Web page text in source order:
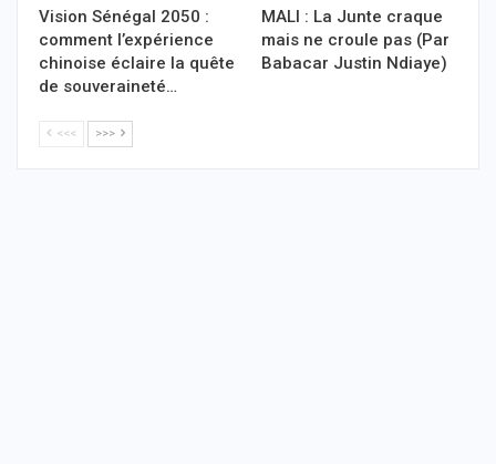
Vision Sénégal 2050 :
comment l’expérience
chinoise éclaire la quête
de souveraineté…
MALI : La Junte craque
mais ne croule pas (Par
Babacar Justin Ndiaye)
<<< >>>